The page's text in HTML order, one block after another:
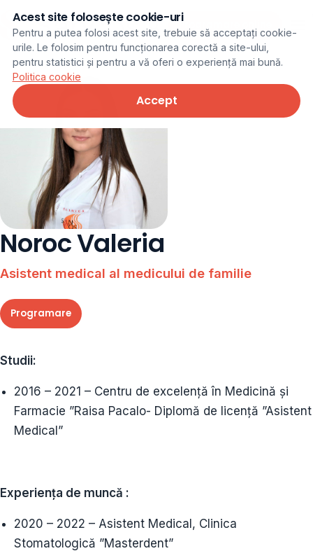
Programare online
Noroc Valeria
Asistent medical al medicului de familie
Programare
Studii:
2016 – 2021 – Centru de excelență în Medicină și
Farmacie ”Raisa Pacalo- Diplomă de licență ”Asistent
Medical”
Experiența de muncă :
2020 – 2022 – Asistent Medical, Clinica
Stomatologică ”Masterdent”
Acest site folosește cookie-uri
Pentru a putea folosi acest site, trebuie să acceptați cookie-
urile. Le folosim pentru funcționarea corectă a site-ului,
pentru statistici și pentru a vă oferi o experiență mai bună.
Politica cookie
Accept